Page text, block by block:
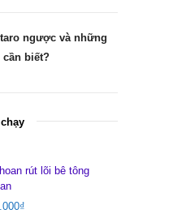
ngược và những
cần biết?
rút lõi bê tông
₫